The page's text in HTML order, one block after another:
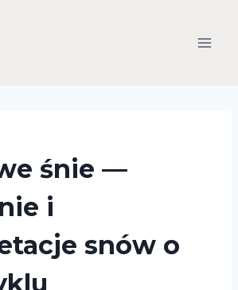
śnie —
i
snów o